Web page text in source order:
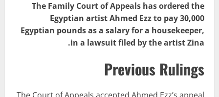
The Family Court of Appeals has ordered the
Egyptian artist Ahmed Ezz to pay 30,000
Egyptian pounds as a salary for a housekeeper,
in a lawsuit filed by the artist Zina.
Previous Rulings